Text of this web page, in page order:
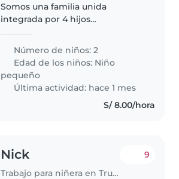
Somos una familia unida
integrada por 4 hijos
dos menores hijos de 3 años ( el
niño) y 2 años (la niña), ambos
por la mañana estudian ( jardín y
nido)..
Número de niños: 2
Edad de los niños: Niño
pequeño
Última actividad: hace 1 mes
S/ 8.00/hora
Nick
Trabajo para niñera en Trujillo
9